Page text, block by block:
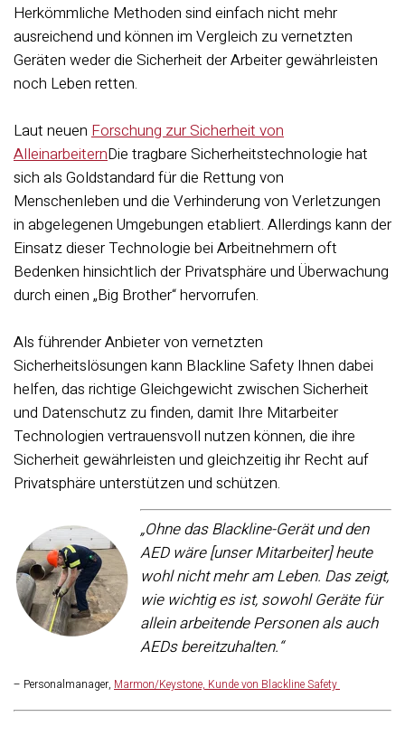
Herkömmliche Methoden sind einfach nicht mehr
ausreichend und können im Vergleich zu vernetzten
Geräten weder die Sicherheit der Arbeiter gewährleisten
noch Leben retten.
Laut neuen Forschung zur Sicherheit von
AlleinarbeiternDie tragbare Sicherheitstechnologie hat
sich als Goldstandard für die Rettung von
Menschenleben und die Verhinderung von Verletzungen
in abgelegenen Umgebungen etabliert. Allerdings kann der
Einsatz dieser Technologie bei Arbeitnehmern oft
Bedenken hinsichtlich der Privatsphäre und Überwachung
durch einen „Big Brother“ hervorrufen.
Als führender Anbieter von vernetzten
Sicherheitslösungen kann Blackline Safety Ihnen dabei
helfen, das richtige Gleichgewicht zwischen Sicherheit
und Datenschutz zu finden, damit Ihre Mitarbeiter
Technologien vertrauensvoll nutzen können, die ihre
Sicherheit gewährleisten und gleichzeitig ihr Recht auf
Privatsphäre unterstützen und schützen.
„Ohne das Blackline-Gerät und den
AED wäre [unser Mitarbeiter] heute
wohl nicht mehr am Leben. Das zeigt,
wie wichtig es ist, sowohl Geräte für
allein arbeitende Personen als auch
AEDs bereitzuhalten.“
– Personalmanager, Marmon/Keystone, Kunde von Blackline Safety